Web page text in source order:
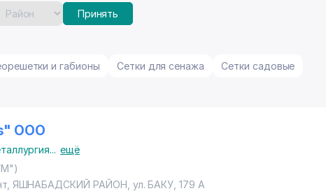
Принять
и габионы Сетки для сенажа Сетки садовые
ООО
... ещё
, ЯШНАБАДСКИЙ РАЙОН ул. БАКУ , 179 А